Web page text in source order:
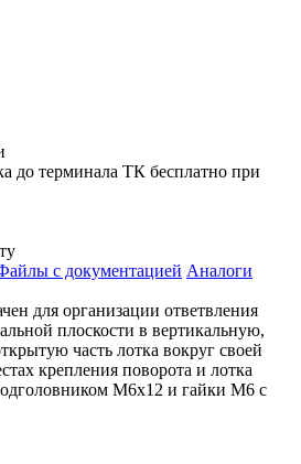
до терминала ТК бесплатно при
с документацией Аналоги
для организации ответвления
плоскости в вертикальную,
часть лотка вокруг своей
крепления поворота и лотка
М6х12 и гайки М6 с